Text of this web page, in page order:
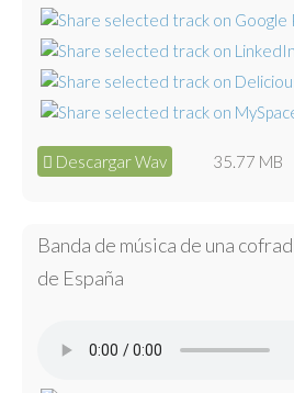
Descargar Wav 35.77 MB
Banda de música de una
de España